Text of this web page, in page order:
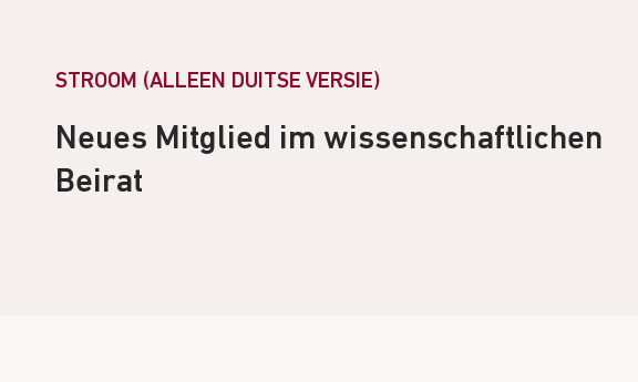
STROOM (ALLEEN DUITSE VERSIE)
Neues Mitglied im wissenschaftlichen
Beirat